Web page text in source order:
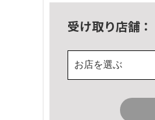
受け取り店舗：
お店を選ぶ